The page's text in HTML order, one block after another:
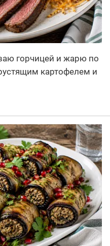
горчицей и жарю по
картофелем и